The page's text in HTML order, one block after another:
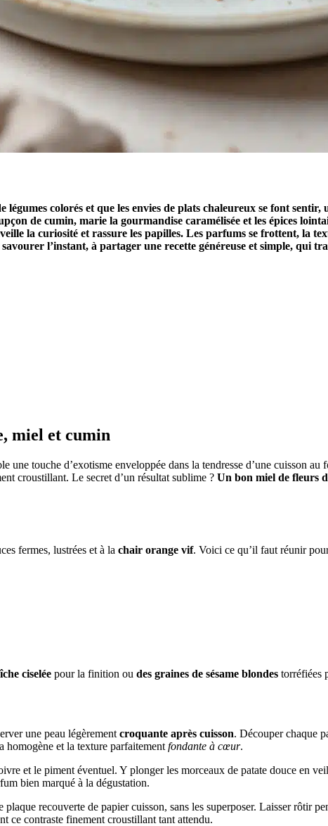
légumes colorés et que les envies de plats chaleureux se font
de cumin, marie la gourmandise caramélisée et les épices
la curiosité et rassure les papilles. Les parfums se frottent, la
l’instant, à partager une recette généreuse et simple, qui
miel et cumin
touche d’exotisme enveloppée dans la tendresse d’une cuisson
croustillant. Le secret d’un résultat sublime ? Un bon miel de fleurs
fermes, lustrées et à la chair orange vif. Voici ce qu’il faut réunir
ciselée pour la finition ou des graines de sésame blondes torréfiées
une peau légèrement croquante après cuisson. Découper chaque
homogène et la texture parfaitement fondante à cœur.
et le piment éventuel. Y plonger les morceaux de patate douce en
bien marqué à la dégustation.
recouverte de papier cuisson, sans les superposer. Laisser rôtir
ce contraste finement croustillant tant attendu.